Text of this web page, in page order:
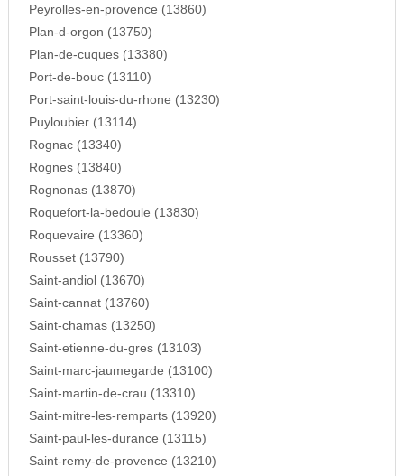
Peyrolles-en-provence (13860)
Plan-d-orgon (13750)
Plan-de-cuques (13380)
Port-de-bouc (13110)
Port-saint-louis-du-rhone (13230)
Puyloubier (13114)
Rognac (13340)
Rognes (13840)
Rognonas (13870)
Roquefort-la-bedoule (13830)
Roquevaire (13360)
Rousset (13790)
Saint-andiol (13670)
Saint-cannat (13760)
Saint-chamas (13250)
Saint-etienne-du-gres (13103)
Saint-marc-jaumegarde (13100)
Saint-martin-de-crau (13310)
Saint-mitre-les-remparts (13920)
Saint-paul-les-durance (13115)
Saint-remy-de-provence (13210)